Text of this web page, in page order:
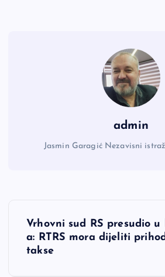
admin
Jasmin Garagić Nezavisni
NVrhovni sud RS presudio u
a: RTRS mora dijeliti
takse